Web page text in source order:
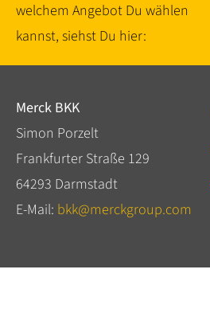
welchem Angebot Du wählen
kannst, siehst Du hier:
Merck BKK
Simon Porzelt
Frankfurter Straße 129
64293 Darmstadt
E-Mail: bkk@merckgroup.com